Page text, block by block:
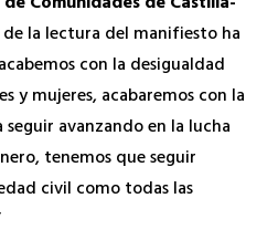
la lectura del manifiesto ha
con la desigualdad
y mujeres, acabaremos con la
avanzando en la lucha
tenemos que seguir
civil como todas las